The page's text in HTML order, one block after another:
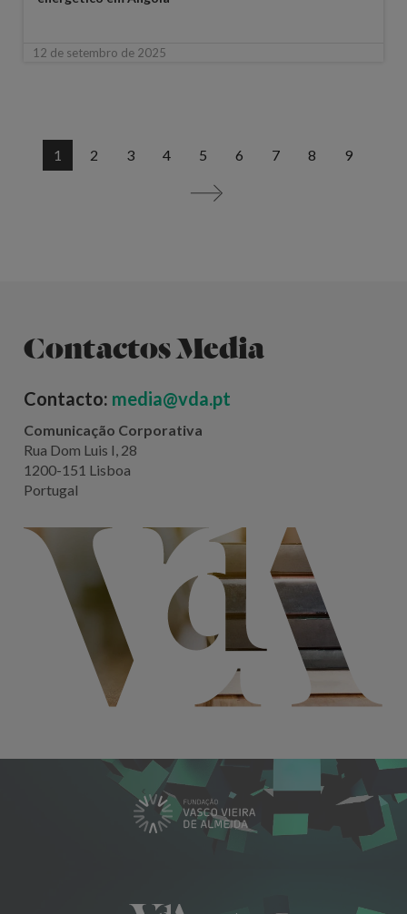
12 de setembro de 2025
1 2 3 4 5 6 7 8 9
>
Contactos Media
Contacto: media@vda.pt
Comunicação Corporativa
Rua Dom Luis I, 28
1200-151 Lisboa
Portugal